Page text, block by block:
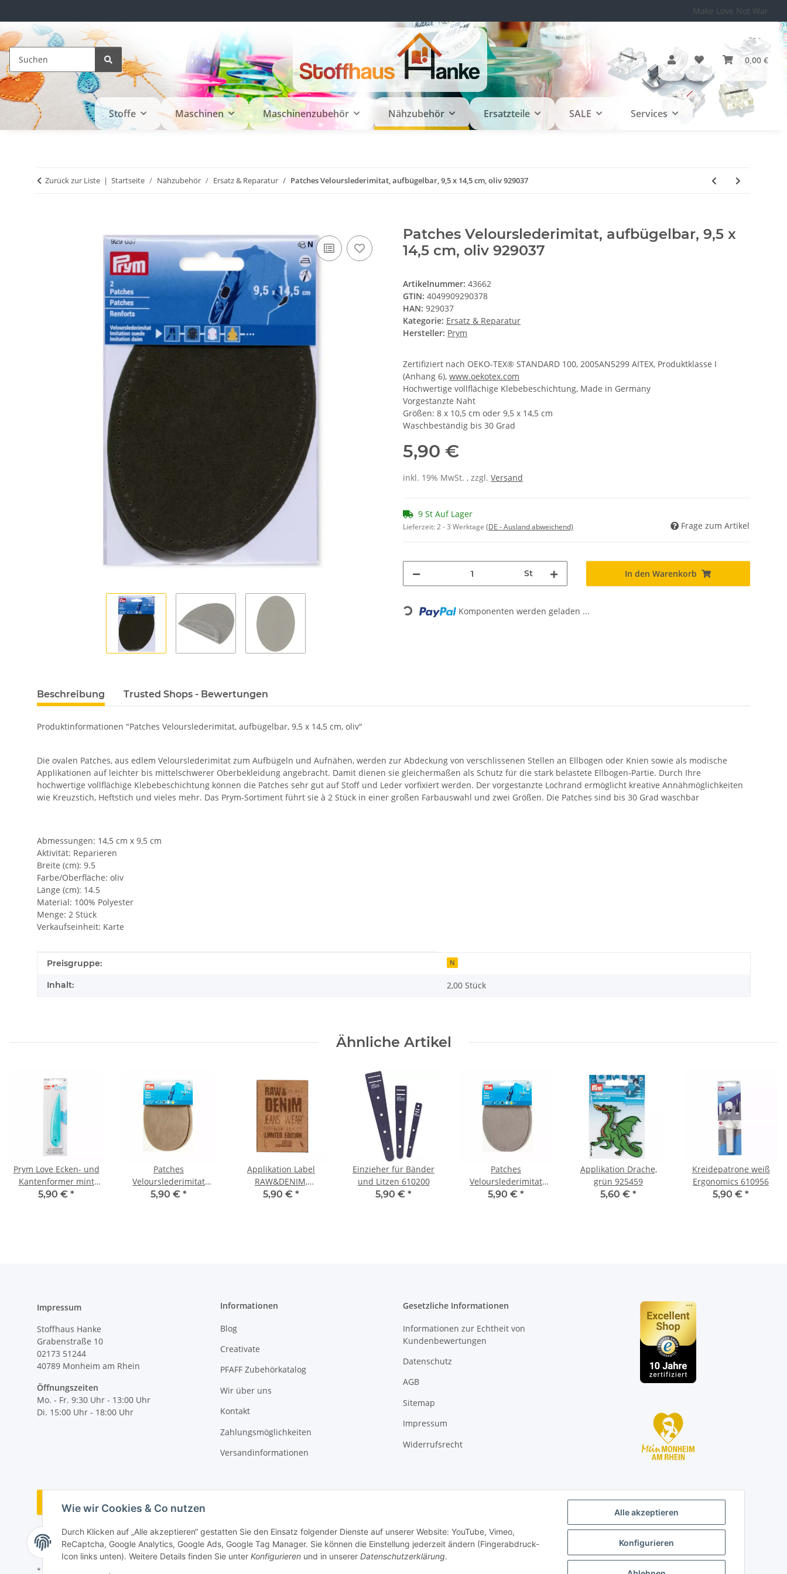
Alle akzeptieren
Konfigurieren
Wie wir Cookies & Co nutzen
Durch Klicken auf „Alle akzeptieren“ gestatten Sie den Einsatz folgender Dienste auf unserer Website: YouTube, Vimeo,
ReCaptcha, Google Analytics, Google Ads, Google Tag Manager. Sie können die Einstellung jederzeit ändern (Fingerabdruck-
Icon links unten). Weitere Details finden Sie unter Konfigurieren und in unserer Datenschutzerklärung.
Make Love Not War
0,00 €
Stoffe Maschinen Maschinenzubehör Nähzubehör Ersatzteile SALE Services
Zurück zur Liste Startseite Nähzubehör Ersatz & Reparatur Patches Velourslederimitat, aufbügelbar, 9,5 x 14,5 cm, oliv 929037
Patches Velourslederimitat, aufbügelbar, 9,5 x
14,5 cm, oliv 929037
Artikelnummer: 43662
GTIN: 4049909290378
HAN: 929037
Kategorie: Ersatz & Reparatur
Hersteller: Prym
Zertifiziert nach OEKO-TEX® STANDARD 100, 2005AN5299 AITEX, Produktklasse I
(Anhang 6), www.oekotex.com
Hochwertige vollflächige Klebebeschichtung, Made in Germany
Vorgestanzte Naht
Größen: 8 x 10,5 cm oder 9,5 x 14,5 cm
Waschbeständig bis 30 Grad
5,90 €
inkl. 19% MwSt. , zzgl. Versand
9 St Auf Lager
Lieferzeit:2 - 3 Werktage (DE - Ausland abweichend) Frage zum Artikel
St In den Warenkorb
Loading... Komponenten werden geladen ...
Beschreibung Trusted Shops - Bewertungen
Produktinformationen "Patches Velourslederimitat, aufbügelbar, 9,5 x 14,5 cm, oliv"
Die ovalen Patches, aus edlem Velourslederimitat zum Aufbügeln und Aufnähen, werden zur Abdeckung von verschlissenen Stellen an Ellbogen oder Knien sowie als modische
Applikationen auf leichter bis mittelschwerer Oberbekleidung angebracht. Damit dienen sie gleichermaßen als Schutz für die stark belastete Ellbogen‑Partie. Durch Ihre
hochwertige vollflächige Klebebeschichtung können die Patches sehr gut auf Stoff und Leder vorfixiert werden. Der vorgestanzte Lochrand ermöglicht kreative Annähmöglichkeiten
wie Kreuzstich, Heftstich und vieles mehr. Das Prym‑Sortiment führt sie à 2 Stück in einer großen Farbauswahl und zwei Größen. Die Patches sind bis 30 Grad waschbar
Abmessungen: 14,5 cm x 9,5 cm
Aktivität: Reparieren
Breite (cm): 9.5
Farbe/Oberfläche: oliv
Länge (cm): 14.5
Material: 100% Polyester
Menge: 2 Stück
Verkaufseinheit: Karte
Produkteigenschaft
Wert
Preisgruppe: N
Inhalt: 2,00 Stück
Ähnliche Artikel
Prym Love Ecken- und
Kantenformer mint
610192
5,90 € *
Patches
Velourslederimitat
(bügeln) 10 x 14 cm
5,90 € *
Applikation Label
RAW&DENIM,
Wildlederimitat, sand
5,90 € *
Einzieher für Bänder
und Litzen 610200
5,90 € *
Patches
Velourslederimitat
(bügeln) 10 x 14 cm
5,90 € *
Applikation Drache,
grün 925459
5,60 € *
Kreidepatrone weiß
Ergonomics 610956
5,90 € *
Impressum
Stoffhaus Hanke
Grabenstraße 10
02173 51244
40789 Monheim am Rhein
Öffnungszeiten
Mo. - Fr. 9:30 Uhr - 13:00 Uhr
Di. 15:00 Uhr - 18:00 Uhr
Informationen
Blog
Creativate
PFAFF Zubehörkatalog
Wir über uns
Kontakt
Zahlungsmöglichkeiten
Versandinformationen
Gesetzliche Informationen
Informationen zur Echtheit von
Kundenbewertungen
Datenschutz
AGB
Sitemap
Impressum
Widerrufsrecht
Vertrag widerrufen
* Alle Preise inkl. gesetzlicher MwSt., zzgl.